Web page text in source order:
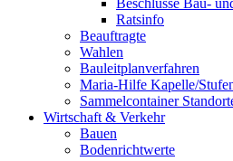
Beschlüsse Bau-
Ratsinfo
Beauftragte
Wahlen
Bauleitplanverfahren
Maria-Hilfe Kapelle/
Sammelcontainer
Wirtschaft & Verkehr
Bauen
Bodenrichtwerte